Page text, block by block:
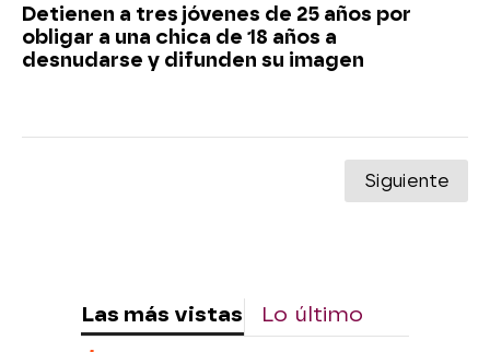
Detienen a tres jóvenes de 25 años por
obligar a una chica de 18 años a
desnudarse y difunden su imagen
Siguiente
Las más vistas Lo último